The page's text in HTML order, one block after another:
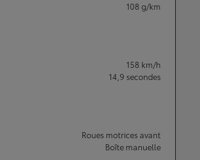
108 g/km
158 km/h
14,9 secondes
Roues motrices avant
Boîte manuelle